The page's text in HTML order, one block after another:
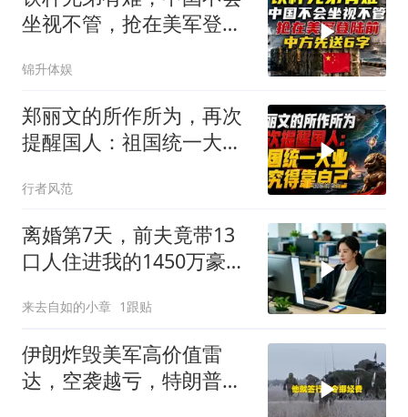
坐视不管，抢在美军登陆
锦升体娱
郑丽文的所作所为，再次
提醒国人：祖国统一大
行者风范
离婚第7天，前夫竟带13
口人住进我的1450万豪
来去自如的小章 1跟贴
伊朗炸毁美军高价值雷
达，空袭越亏，特朗普战